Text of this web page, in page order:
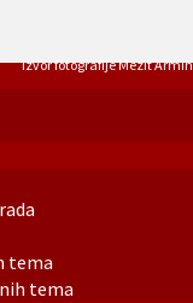
tema
tema
Izvor fotografije Mezit Armin